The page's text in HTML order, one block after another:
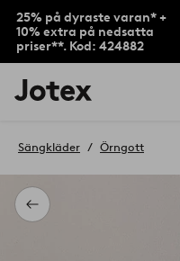
25% på dyraste varan* +
10% extra på nedsatta
priser**. Kod: 424882
Jotex
logotyp
till
Tillbaka
Sängkläder Örngott